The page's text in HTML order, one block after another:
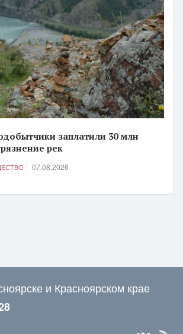
заплатили 30 млн
рек
07.08.2026
и Красноярском крае